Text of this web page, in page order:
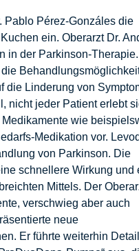
Pablo Pérez-Gonzáles die
ein. Oberarzt Dr.
in der Parkinson-
die Linderung von
nicht jeder Patient erlebt
wie
Medikation vor.
von Parkinson. Die
schnellere Wirkung und
Mittels. Der
verschwieg aber auch
neue
Er führte weiterhin